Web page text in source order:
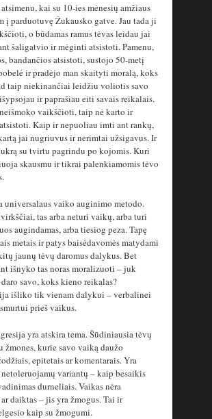
kai su 10-ies mėnesių amžiaus
į parduotuvę Žukausko gatve. Jau tada ji
o būdamas ramus tėvas leidau jai
šaligatvio ir mėginti atsistoti. Pamenu,
bandančios atsistoti, sustojo 50-metį
ir pradėjo man skaityti moralą, koks
taip niekinančiai leidžiu voliotis savo
ir paprašiau eiti savais reikalais.
vaikščioti, taip nė karto ir
Kaip ir nepuoliau imti ant rankų,
jai nugriuvus ir nerimtai užsigavus. Ir
su tvirtu pagrindu po kojomis. Kuri
skausmu ir tikrai palenkiamomis tėvo
universalaus vaiko auginimo metodo.
tas arba neturi vaikų, arba turi
augindamas, arba tiesiog peza. Tapę
metais ir patys baisėdavomės matydami
jaunų tėvų daromus dalykus. Bet
išnyko tas noras moralizuoti – juk
savo, koks kieno reikalas?
išliko tik vienam dalykui – verbalinei
prieš vaikus.
yra atskira tema. Šūdiniausia tėvų
žmones, kurie savo vaiką daužo
epitetais ar komentarais. Yra
variantų – kaip besaikis
durneliais. Vaikas nėra
daiktas – jis yra žmogus. Tai ir
kaip su žmogumi.